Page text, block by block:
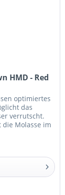
HMD - Red
optimiertes
das
verrutscht.
Molasse im